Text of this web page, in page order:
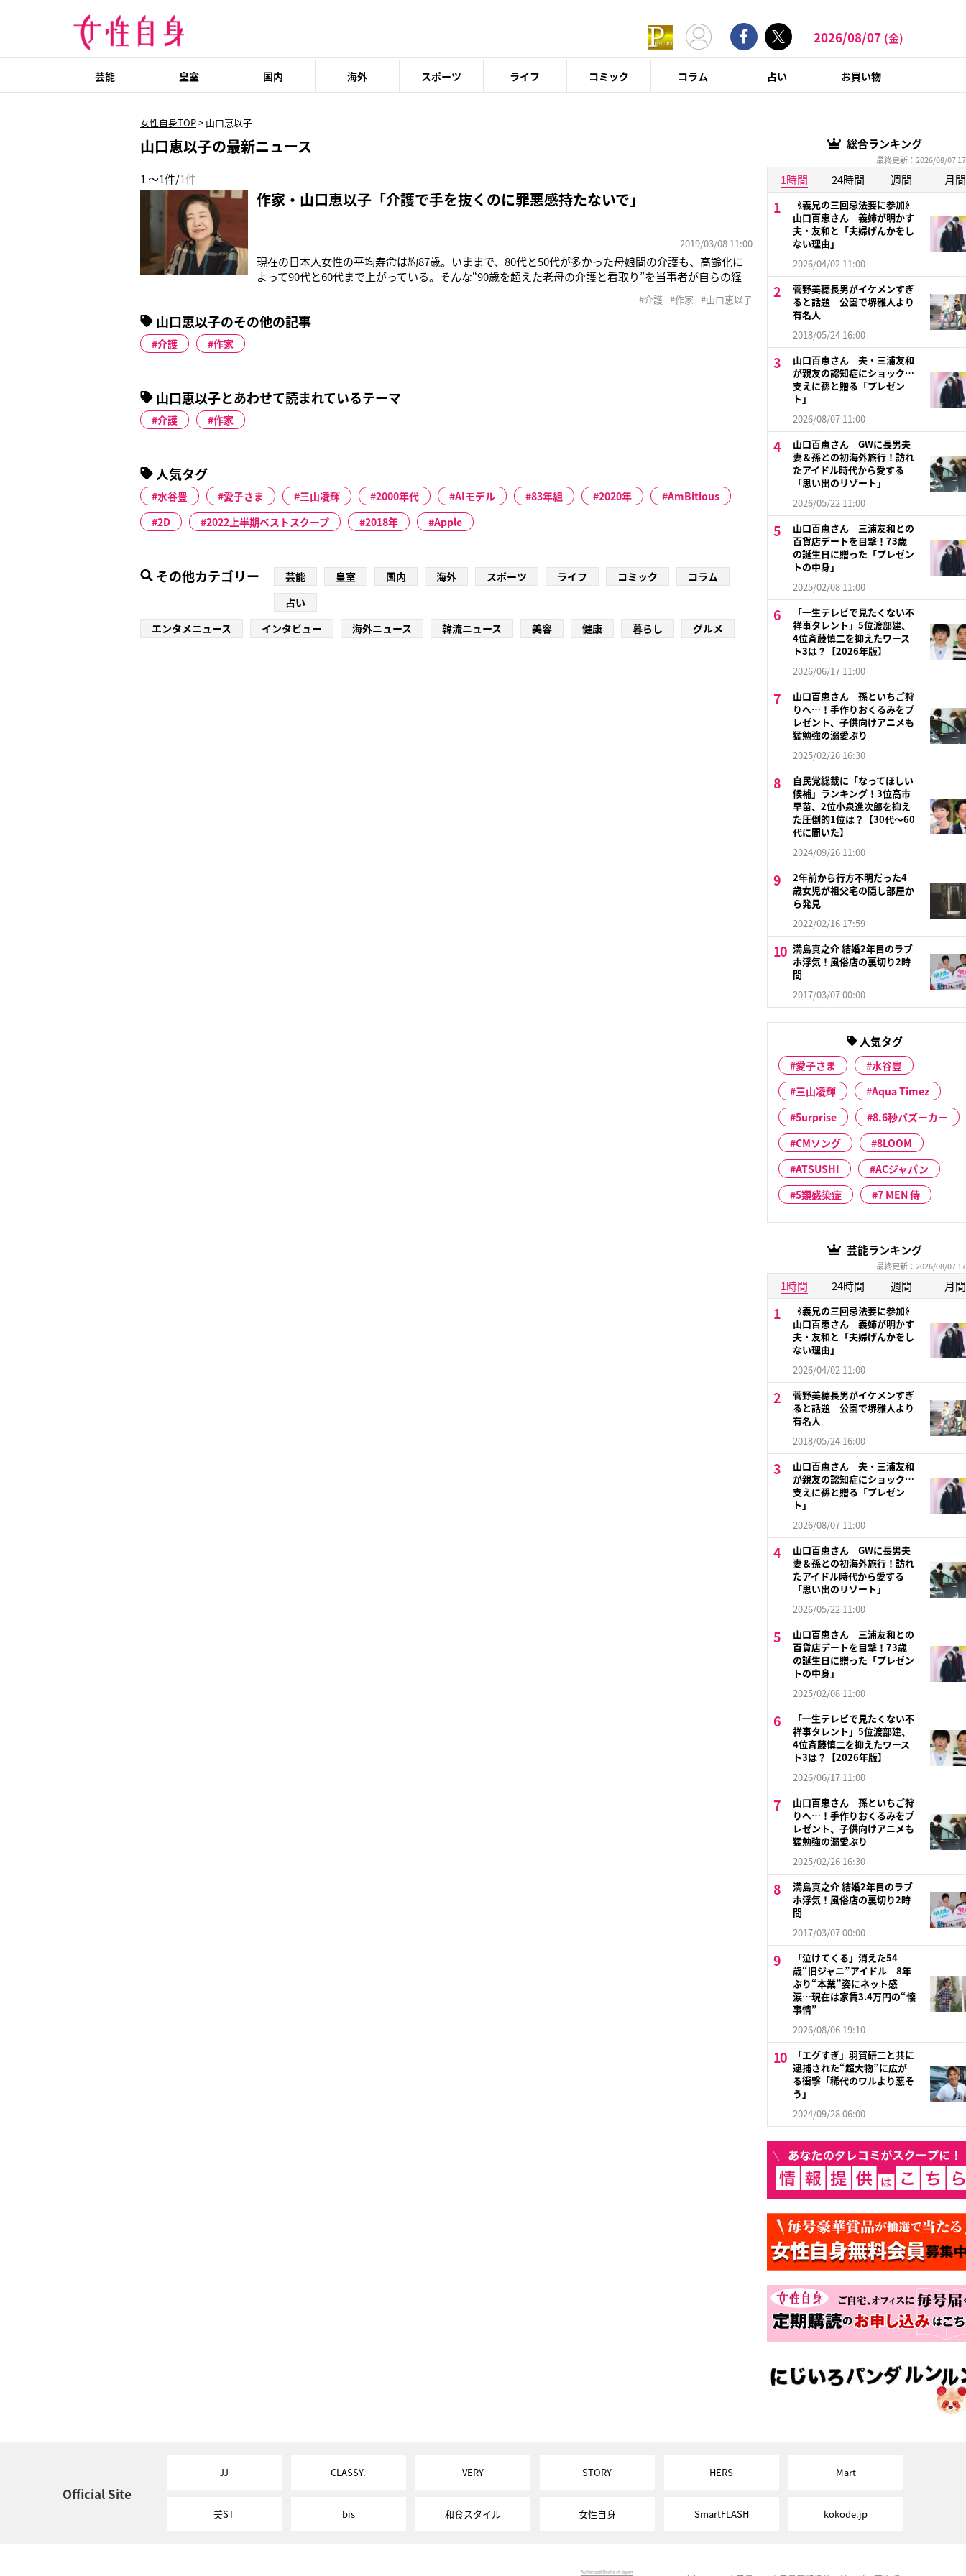
2026/08/07 (金)
芸能 皇室 国内 海外 スポーツ ライフ コミック コラム 占い お買い物
女性自身TOP> 山口恵以子
山口恵以子の最新ニュース
1 ～1件/1件
作家・山口恵以子「介護で手を抜くのに罪悪感持たないで」
2019/03/08 11:00
現在の日本人女性の平均寿命は約87歳。いままで、80代と50代が多かった母娘間の介護も、高齢化に
よって90代と60代まで上がっている。そんな“90歳を超えた老母の介護と看取り”を当事者が自らの経
いのなら、家に連れて帰りたい』と病院の医師に告げ、昨年末12月28日に退院してからの3週間余り、
母は自宅で身支
#介護 #作家 #山口恵以子
山口恵以子のその他の記事
介護 作家
山口恵以子とあわせて読まれているテーマ
介護 作家
人気タグ
水谷豊 愛子さま 三山凌輝 2000年代 AIモデル 83年組 2020年
AmBitious
2D
2022上半期ベストスクープ 2018年 Apple
その他カテゴリー 芸能 皇室 国内 海外 スポーツ ライフ コミック
コラム
占い
エンタメニュース
インタビュー 海外ニュース 韓流ニュース 美容 健康 暮らし グルメ
総合ランキング
最終更新：2026/08/07
1時間 24時間 週間 月間
《義兄の三回忌法要に参加》
山口百恵さん 義姉が明かす
夫・友和と「夫婦げんかをし
ない理由」
2026/04/02 11:00
菅野美穂長男がイケメンすぎ
ると話題 公園で堺雅人より
有名人
2018/05/24 16:00
山口百恵さん 夫・三浦友和
が親友の認知症にショック…
支えに孫と贈る「プレゼン
ト」
2026/08/07 11:00
山口百恵さん GWに長男夫
妻＆孫との初海外旅行！訪れ
たアイドル時代から愛する
「思い出のリゾート」
2026/05/22 11:00
山口百恵さん 三浦友和との
百貨店デートを目撃！73歳
の誕生日に贈った「プレゼン
トの中身」
2025/02/08 11:00
「一生テレビで見たくない不
祥事タレント」5位渡部建、
4位斉藤慎二を抑えたワース
ト3は？【2026年版】
2026/06/17 11:00
山口百恵さん 孫といちご狩
りへ…！手作りおくるみをプ
レゼント、子供向けアニメも
猛勉強の溺愛ぶり
2025/02/26 16:30
自民党総裁に「なってほしい
候補」ランキング！3位高市
早苗、2位小泉進次郎を抑え
た圧倒的1位は？【30代〜60
代に聞いた】
2024/09/26 11:00
2年前から行方不明だった4
歳女児が祖父宅の隠し部屋か
ら発見
2022/02/16 17:59
満島真之介 結婚2年目のラブ
ホ浮気！風俗店の裏切り2時
間
2017/03/07 00:00
人気タグ
愛子さま
水谷豊
三山凌輝
Aqua Timez
5urprise
8.6秒バズーカー
CMソング
8LOOM
ATSUSHI
ACジャパン
5類感染症
7 MEN 侍
芸能ランキング
最終更新：2026/08/07
1時間 24時間 週間 月間
《義兄の三回忌法要に参加》
山口百恵さん 義姉が明かす
夫・友和と「夫婦げんかをし
ない理由」
2026/04/02 11:00
菅野美穂長男がイケメンすぎ
ると話題 公園で堺雅人より
有名人
2018/05/24 16:00
山口百恵さん 夫・三浦友和
が親友の認知症にショック…
支えに孫と贈る「プレゼン
ト」
2026/08/07 11:00
山口百恵さん GWに長男夫
妻＆孫との初海外旅行！訪れ
たアイドル時代から愛する
「思い出のリゾート」
2026/05/22 11:00
山口百恵さん 三浦友和との
百貨店デートを目撃！73歳
の誕生日に贈った「プレゼン
トの中身」
2025/02/08 11:00
「一生テレビで見たくない不
祥事タレント」5位渡部建、
4位斉藤慎二を抑えたワース
ト3は？【2026年版】
2026/06/17 11:00
山口百恵さん 孫といちご狩
りへ…！手作りおくるみをプ
レゼント、子供向けアニメも
猛勉強の溺愛ぶり
2025/02/26 16:30
満島真之介 結婚2年目のラブ
ホ浮気！風俗店の裏切り2時
間
2017/03/07 00:00
「泣けてくる」消えた54
歳“旧ジャニ”アイドル 8年
ぶり“本業”姿にネット感
涙…現在は家賃3.4万円の“懐
事情”
2026/08/06 19:10
「エグすぎ」羽賀研二と共に
逮捕された“超大物”に広が
る衝撃「稀代のワルより悪そ
う」
2024/09/28 06:00
Official Site
JJ CLASSY. VERY STORY HERS Mart
美ST bis 和食スタイル 女性自身 SmartFLASH kokode.jp